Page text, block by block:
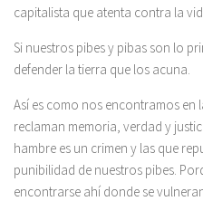
capitalista que atenta contra la
Si nuestros pibes y pibas son lo
defender la tierra que los acuna.
Así es como nos encontramos en
reclaman memoria, verdad y
hambre es un crimen y las que
punibilidad de nuestros pibes.
encontrarse ahí donde se